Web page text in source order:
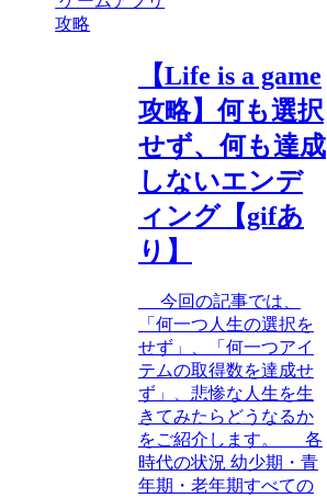
攻略
【Life is a game
攻略】何も選択
せず、何も達成
しないエンデ
ィング【gifあ
り】
今回の記事では、
「何一つ人生の選択を
せず」、「何一つアイ
テムの取得数を達成せ
ず」、悲惨な人生を生
きてみたらどうなるか
をご紹介します。 各
時代の状況 幼少期・青
年期・老年期すべての